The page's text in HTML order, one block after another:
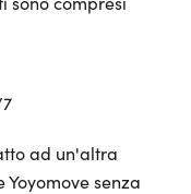
ad un'altra
senza